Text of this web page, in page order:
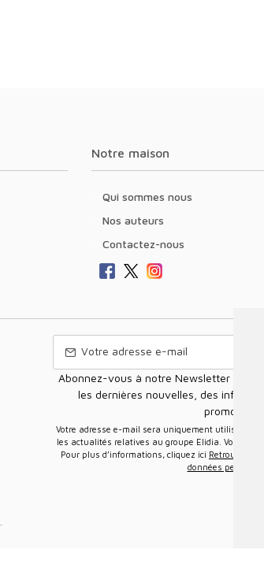
Notre maison
Qui sommes nous
Nos auteurs
Contactez-nous
Abonnez-vous à notre Newsletter pour
les dernières nouvelles, des
promotions.
Votre adresse e-mail sera uniquement utilisée pour vous envoyer des informations sur
les actualités relatives au groupe Elidia. Vous
Pour plus d’informations, cliquez ici Retrouvez
données
.